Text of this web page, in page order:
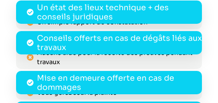
Un état des lieux technique + des
conseils juridiques
Un simple rapport de constatation
Conseils offerts en cas de dégâts liés aux
travaux
Aucune aide pour la récolte des preuves pendant
travaux
Mise en demeure offerte en cas de
dommages
Vous gérez seul la plainte